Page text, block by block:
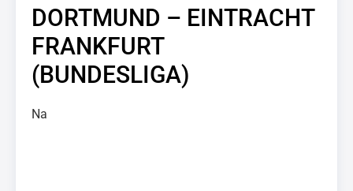
DORTMUND – EINTRACHT
FRANKFURT
(BUNDESLIGA)
Na